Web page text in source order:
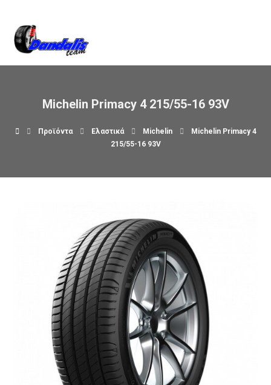
Michelin Primacy 4 215/55-16 93V
Προϊόντα Ελαστικά Michelin
Michelin Primacy 4
215/55-16 93V